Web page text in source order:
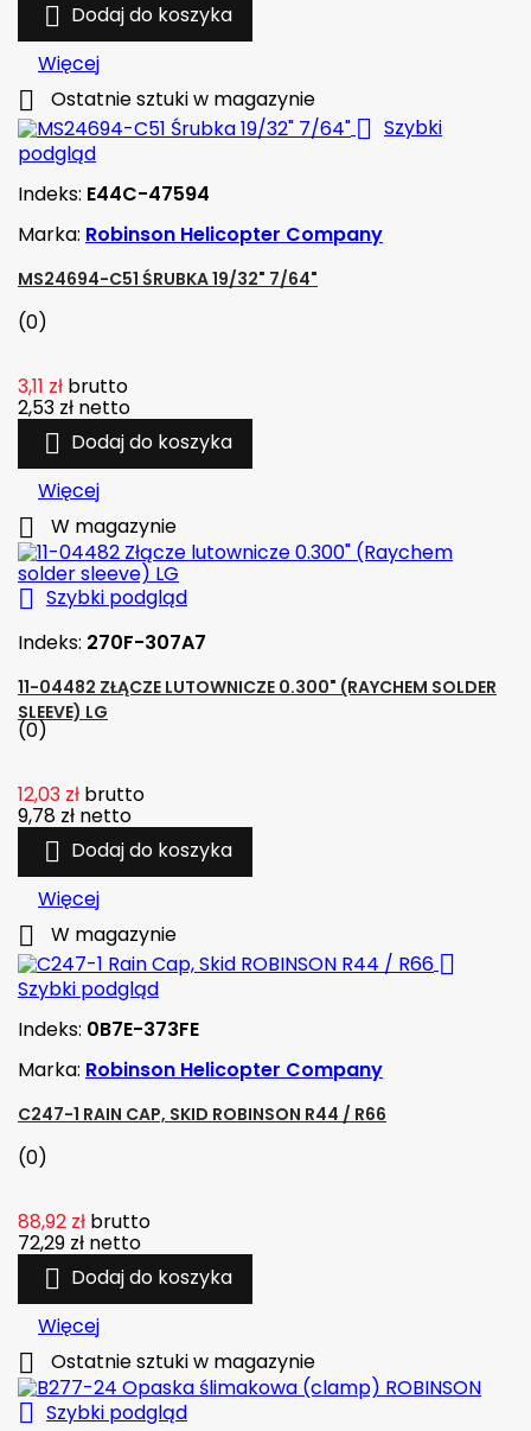
 Dodaj do koszyka
Więcej
 Ostatnie sztuki w magazynie
 Szybki
podgląd
Indeks: E44C-47594
Marka: Robinson Helicopter Company
MS24694-C51 ŚRUBKA 19/32" 7/64"
(0)
3,11 zł brutto
2,53 zł netto
 Dodaj do koszyka
Więcej
 W magazynie
 Szybki podgląd
Indeks: 270F-307A7
11-04482 ZŁĄCZE LUTOWNICZE 0.300" (RAYCHEM SOLDER
SLEEVE) LG
(0)
12,03 zł brutto
9,78 zł netto
 Dodaj do koszyka
Więcej
 W magazynie

Szybki podgląd
Indeks: 0B7E-373FE
Marka: Robinson Helicopter Company
C247-1 RAIN CAP, SKID ROBINSON R44 / R66
(0)
88,92 zł brutto
72,29 zł netto
 Dodaj do koszyka
Więcej
 Ostatnie sztuki w magazynie
 Szybki podgląd